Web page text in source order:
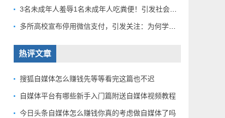
热评文章
搜狐自媒体怎么赚钱先等等看完这篇也不迟
自媒体平台有哪些新手入门篇附送自媒体视频教程
今日头条自媒体怎么赚钱你真的考虑做自媒体了吗